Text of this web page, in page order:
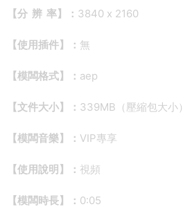
【分 辨 率】： 3840 x 2160
【使用插件】： 無
【模闆格式】： aep
【文件大小】： 339MB（壓縮包大小）
【模闆音樂】： VIP專享
【使用說明】： 視頻
【模闆時長】： 0:05